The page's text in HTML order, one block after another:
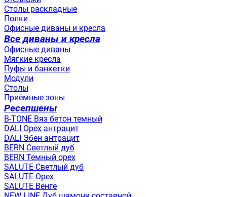
Столы раскладные
Полки
Офисные диваны и кресла
Все диваны и кресла
Офисные диваны
Мягкие кресла
Пуфы и банкетки
Модули
Столы
Приёмные зоны
Ресепшены
B-TONE Вяз бетон темный
DALI Орех антрацит
DALI Эбен антрацит
BERN Светлый дуб
BERN Темный орех
SALUTE Светлый дуб
SALUTE Орех
SALUTE Венге